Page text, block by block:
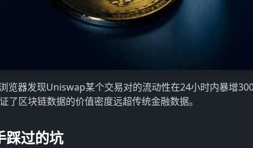
览器发现Uniswap某个交易对的流动性在24小时内暴增
区块链数据的价值密度远超传统金融数据。
踩过的坑